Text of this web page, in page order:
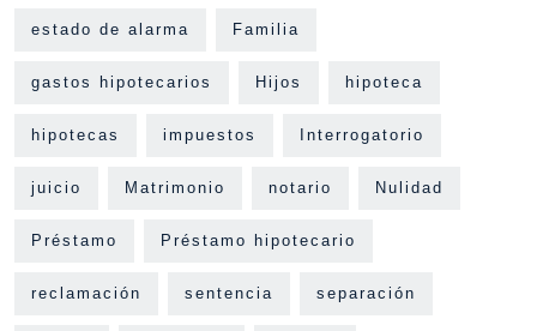
estado de alarma Familia
gastos hipotecarios Hijos hipoteca
hipotecas impuestos Interrogatorio
juicio Matrimonio notario Nulidad
Préstamo Préstamo hipotecario
reclamación sentencia separación